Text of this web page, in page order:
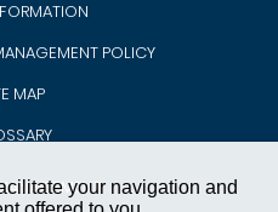
your navigation and
POLICY
MAP